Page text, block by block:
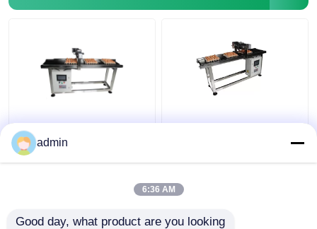
E5 400W X Traverse
System Egg Coding
Conveyor Machine para
Transporte de
admin
6:36 AM
Good day, what product are you looking